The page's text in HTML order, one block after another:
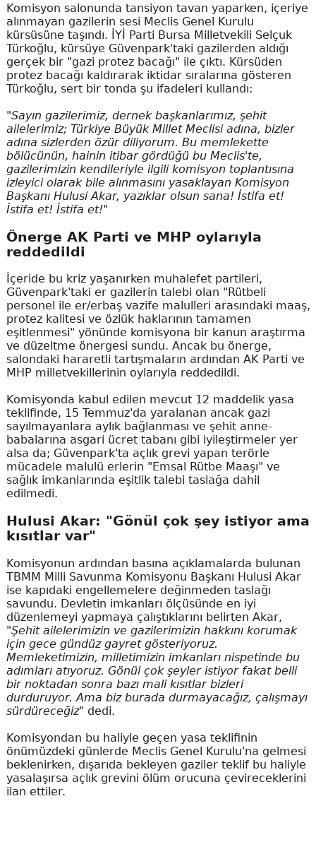
Komisyon salonunda tansiyon tavan yaparken, içeriye
alınmayan gazilerin sesi Meclis Genel Kurulu
kürsüsüne taşındı. İYİ Parti Bursa Milletvekili Selçuk
Türkoğlu, kürsüye Güvenpark'taki gazilerden aldığı
gerçek bir "gazi protez bacağı" ile çıktı. Kürsüden
protez bacağı kaldırarak iktidar sıralarına gösteren
Türkoğlu, sert bir tonda şu ifadeleri kullandı:
"Sayın gazilerimiz, dernek başkanlarımız, şehit
ailelerimiz; Türkiye Büyük Millet Meclisi adına, bizler
adına sizlerden özür diliyorum. Bu memlekette
bölücünün, hainin itibar gördüğü bu Meclis'te,
gazilerimizin kendileriyle ilgili komisyon toplantısına
izleyici olarak bile alınmasını yasaklayan Komisyon
Başkanı Hulusi Akar, yazıklar olsun sana! İstifa et!
İstifa et! İstifa et!"
Önerge AK Parti ve MHP oylarıyla
reddedildi
İçeride bu kriz yaşanırken muhalefet partileri,
Güvenpark'taki er gazilerin talebi olan "Rütbeli
personel ile er/erbaş vazife malulleri arasındaki maaş,
protez kalitesi ve özlük haklarının tamamen
eşitlenmesi" yönünde komisyona bir kanun araştırma
ve düzeltme önergesi sundu. Ancak bu önerge,
salondaki hararetli tartışmaların ardından AK Parti ve
MHP milletvekillerinin oylarıyla reddedildi.
Komisyonda kabul edilen mevcut 12 maddelik yasa
teklifinde, 15 Temmuz'da yaralanan ancak gazi
sayılmayanlara aylık bağlanması ve şehit anne-
babalarına asgari ücret tabanı gibi iyileştirmeler yer
alsa da; Güvenpark'ta açlık grevi yapan terörle
mücadele malulü erlerin "Emsal Rütbe Maaşı" ve
sağlık imkanlarında eşitlik talebi taslağa dahil
edilmedi.
Hulusi Akar: "Gönül çok şey istiyor ama
kısıtlar var"
Komisyonun ardından basına açıklamalarda bulunan
TBMM Milli Savunma Komisyonu Başkanı Hulusi Akar
ise kapıdaki engellemelere değinmeden taslağı
savundu. Devletin imkanları ölçüsünde en iyi
düzenlemeyi yapmaya çalıştıklarını belirten Akar,
"Şehit ailelerimizin ve gazilerimizin hakkını korumak
için gece gündüz gayret gösteriyoruz.
Memleketimizin, milletimizin imkanları nispetinde bu
adımları atıyoruz. Gönül çok şeyler istiyor fakat belli
bir noktadan sonra bazı mali kısıtlar bizleri
durduruyor. Ama biz burada durmayacağız, çalışmayı
sürdüreceğiz" dedi.
Komisyondan bu haliyle geçen yasa teklifinin
önümüzdeki günlerde Meclis Genel Kurulu'na gelmesi
beklenirken, dışarıda bekleyen gaziler teklif bu haliyle
yasalaşırsa açlık grevini ölüm orucuna çevireceklerini
ilan ettiler.